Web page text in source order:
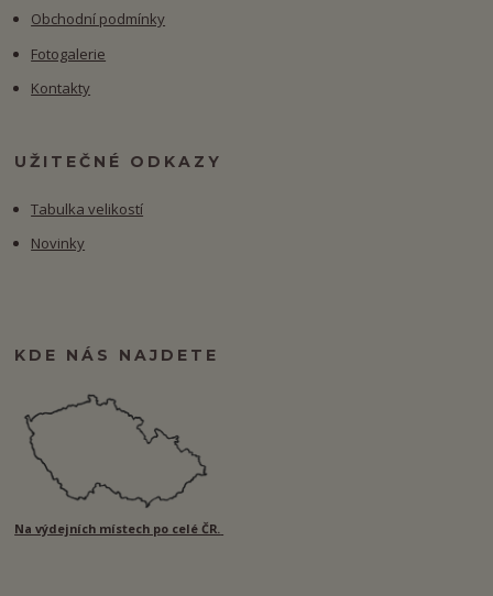
Obchodní podmínky
Fotogalerie
Kontakty
UŽITEČNÉ ODKAZY
Tabulka velikostí
Novinky
KDE NÁS NAJDETE
Na výdejních místech po celé ČR.